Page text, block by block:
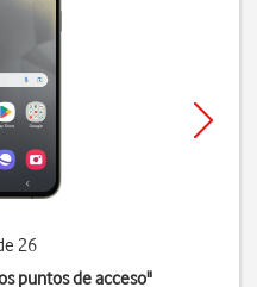
26
puntos de acceso"